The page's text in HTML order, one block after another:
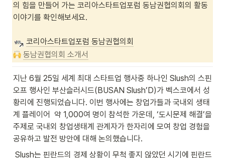
의 힘을 만들어 가는 코리아스타트업포럼 동남권협의회의 활동
이야기를 확인해보세요.
코리아스타트업포럼 동남권협의회
동남권협의회 소개서
지난 6월 25일 세계 최대 스타트업 행사중 하나인 Slush의 스핀
오프 행사인 부산슬러시드(BUSAN Slush’D)가 벡스코에서 성
황리에 진행되었습니다. 이번 행사에는 창업가들과 국내외 생태
계 플레이어  약 1,000여 명이 참석한 가운데, ‘도시문제 해결’을
주제로 국내외 창업생태계 관계자가 한자리에 모여 창업 경험을
공유하고 발전 방안에 대해 논의했습니다.